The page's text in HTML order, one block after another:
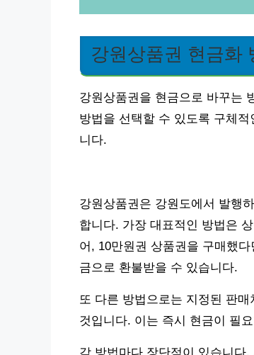
강원상품권 현금화
강원상품권을 현금으로 바꾸는
방법을 선택할 수 있도록 구체
니다.
강원상품권은 강원도에서 발행
합니다. 가장 대표적인 방법은
어, 10만원권 상품권을 구매했
금으로 환불받을 수 있습니다.
또 다른 방법으로는 지정된 판
것입니다. 이는 즉시 현금이 필